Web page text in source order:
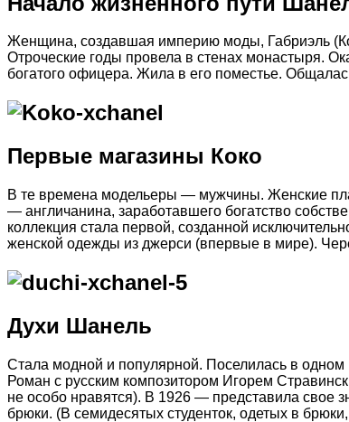
Женщина, создавшая империю моды, Габриэль
Отроческие годы провела в стенах монастыря.
богатого офицера. Жила в его поместье.
Первые магазины Коко
В те времена модельеры — мужчины. Женские
— англичанина, заработавшего богатство
коллекция стала первой, созданной
женской одежды из джерси (впервые в мире).
Духи Шанель
Стала модной и популярной. Поселилась в
Роман с русским композитором Игорем
не особо нравятся). В 1926 — представила свое
брюки. (В семидесятых студенток, одетых в